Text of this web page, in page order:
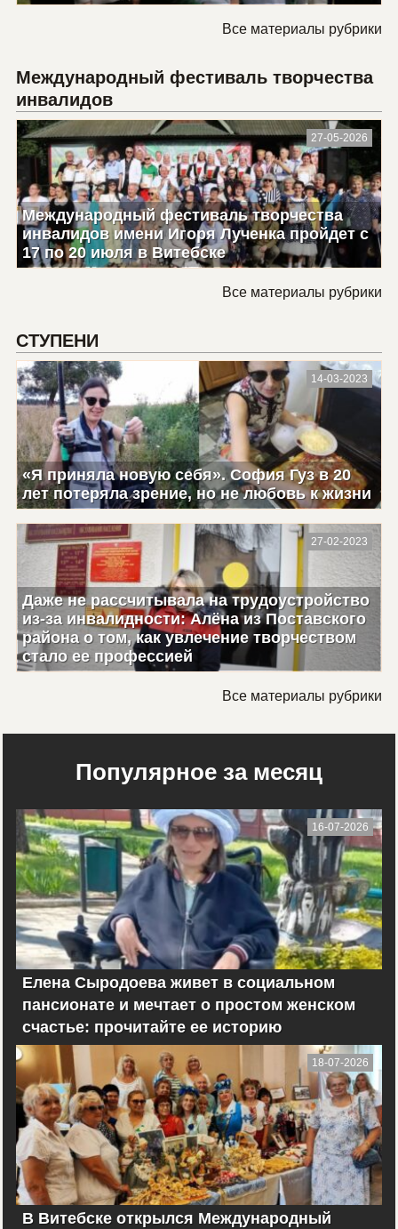
Все материалы рубрики
Международный фестиваль творчества
инвалидов
27-05-2026
Международный фестиваль творчества
инвалидов имени Игоря Лученка пройдет с
17 по 20 июля в Витебске
Все материалы рубрики
СТУПЕНИ
14-03-2023
«Я приняла новую себя». София Гуз в 20
лет потеряла зрение, но не любовь к жизни
27-02-2023
Даже не рассчитывала на трудоустройство
из-за инвалидности: Алёна из Поставского
района о том, как увлечение творчеством
стало ее профессией
Все материалы рубрики
Популярное за месяц
16-07-2026
Елена Сыродоева живет в социальном
пансионате и мечтает о простом женском
счастье: прочитайте ее историю
18-07-2026
В Витебске открылся Международный